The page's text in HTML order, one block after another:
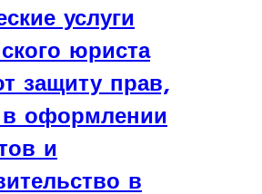
услуги
юриста
защиту прав,
оформлении
и
в